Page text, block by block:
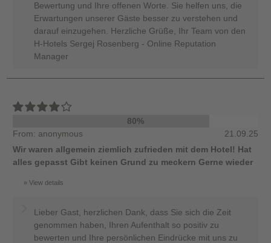
Bewertung und Ihre offenen Worte. Sie helfen uns, die
Erwartungen unserer Gäste besser zu verstehen und
darauf einzugehen. Herzliche Grüße, Ihr Team von den
H-Hotels Sergej Rosenberg - Online Reputation
Manager
80%
From: anonymous
21.09.25
Wir waren allgemein ziemlich zufrieden mit dem Hotel! Hat
alles gepasst Gibt keinen Grund zu meckern Gerne wieder
View details
Lieber Gast, herzlichen Dank, dass Sie sich die Zeit
genommen haben, Ihren Aufenthalt so positiv zu
bewerten und Ihre persönlichen Eindrücke mit uns zu